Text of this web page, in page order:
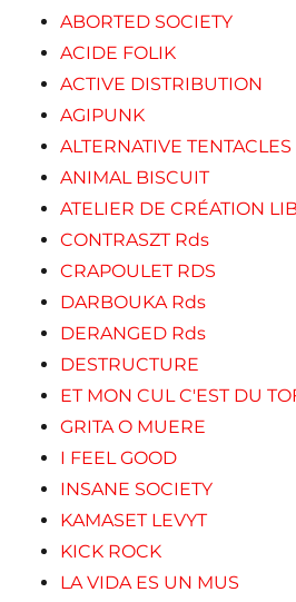
ABORTED SOCIETY
ACIDE FOLIK
ACTIVE DISTRIBUTION
AGIPUNK
ALTERNATIVE TENTACLES
ANIMAL BISCUIT
ATELIER DE CRÉATION
CONTRASZT Rds
CRAPOULET RDS
DARBOUKA Rds
DERANGED Rds
DESTRUCTURE
ET MON CUL C'EST DU
GRITA O MUERE
I FEEL GOOD
INSANE SOCIETY
KAMASET LEVYT
KICK ROCK
LA VIDA ES UN MUS